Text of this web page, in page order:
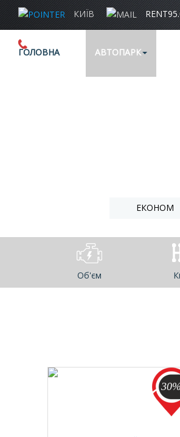
КИЇВ
ГОЛОВНА
АВТОПАРК
ЕКОНОМ
Об'єм
30%